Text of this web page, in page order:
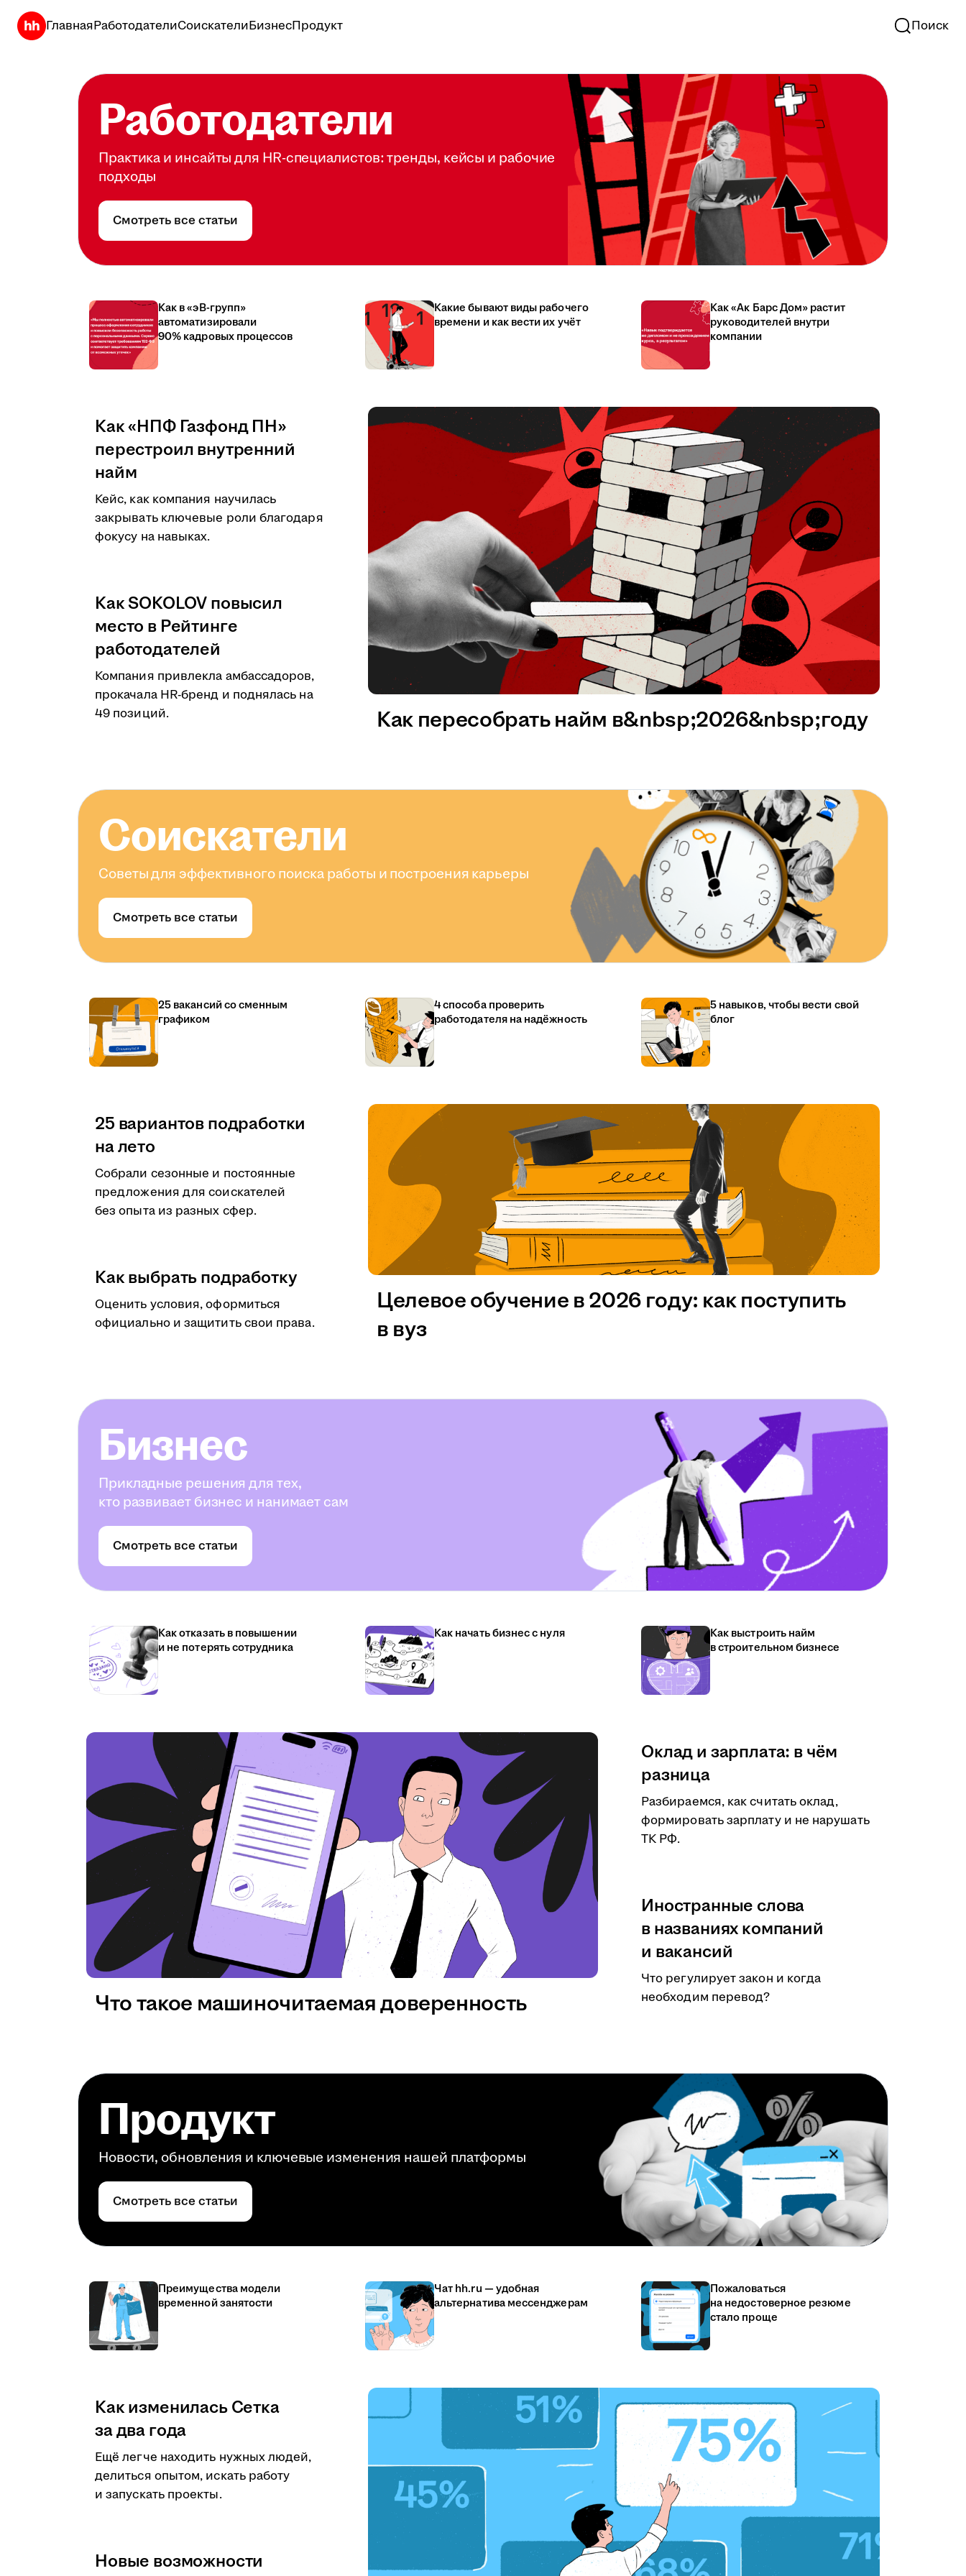
ГлавнаяРаботодателиСоискателиБизнесПродукт Поиск
Работодатели
Практика и инсайты для HR-специалистов: тренды, кейсы и рабочие
подходы
Смотреть все статьи
Как в «эВ-групп»
автоматизировали
90% кадровых процессов
Какие бывают виды рабочего
времени и как вести их учёт
Как «Ак Барс Дом» растит
руководителей внутри
компании
Как «НПФ Газфонд ПН»
перестроил внутренний
найм
Кейс, как компания научилась
закрывать ключевые роли благодаря
фокусу на навыках.
Как SOKOLOV повысил
место в Рейтинге
работодателей
Компания привлекла амбассадоров,
прокачала HR-бренд и поднялась на
49 позиций.
Как пересобрать найм в&nbsp;2026&nbsp;году
Соискатели
Советы для эффективного поиска работы и построения карьеры
Смотреть все статьи
25 вакансий со сменным
графиком
4 способа проверить
работодателя на надёжность
5 навыков, чтобы вести свой
блог
25 вариантов подработки
на лето
Собрали сезонные и постоянные
предложения для соискателей
без опыта из разных сфер.
Как выбрать подработку
Оценить условия, оформиться
официально и защитить свои права.
Целевое обучение в 2026 году: как поступить
в вуз
Бизнес
Прикладные решения для тех,
кто развивает бизнес и нанимает сам
Смотреть все статьи
Как отказать в повышении
и не потерять сотрудника
Как начать бизнес с нуля
Как выстроить найм
в строительном бизнесе
Оклад и зарплата: в чём
разница
Разбираемся, как считать оклад,
формировать зарплату и не нарушать
ТК РФ.
Иностранные слова
в названиях компаний
и вакансий
Что регулирует закон и когда
необходим перевод?
Что такое машиночитаемая доверенность
Продукт
Новости, обновления и ключевые изменения нашей платформы
Смотреть все статьи
Преимущества модели
временной занятости
Чат hh.ru — удобная
альтернатива мессенджерам
Пожаловаться
на недостоверное резюме
стало проще
Как изменилась Сетка
за два года
Ещё легче находить нужных людей,
делиться опытом, искать работу
и запускать проекты.
Новые возможности